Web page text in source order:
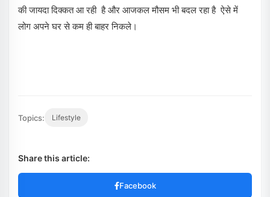
की जायदा दिक्कत आ रही है और आजकल मौसम भी बदल रहा है ऐसे में
लोग अपने घर से कम ही बाहर निकले।
Topics: Lifestyle
Share this article:
Facebook